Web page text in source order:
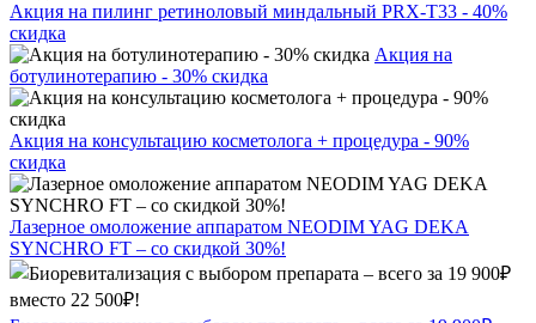
Акция на пилинг ретиноловый миндальный PRX-T33 - 40%
скидка
Акция на
ботулинотерапию - 30% скидка
Акция на консультацию косметолога + процедура - 90%
скидка
Лазерное омоложение аппаратом NEODIM YAG DEKA
SYNCHRO FT – со скидкой 30%!